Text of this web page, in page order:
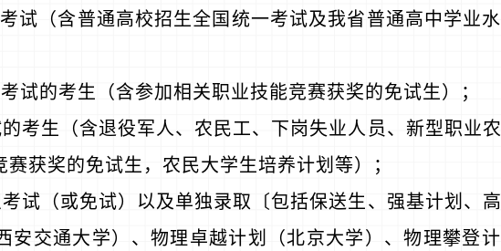
试（含普通高校招生全国统一考试及我省普通高中学业
试的考生（含参加相关职业技能竞赛获奖的免试生）；
考生（含退役军人、农民工、下岗失业人员、新型职业
获奖的免试生，农民大学生培养计划等）；
试（或免试）以及单独录取〔包括保送生、强基计划、
安交通大学）、物理卓越计划（北京大学）、物理攀登